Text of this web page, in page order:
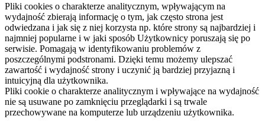
Pliki cookies o charakterze analitycznym, wpływającym na
wydajność zbierają informację o tym, jak często strona jest
odwiedzana i jak się z niej korzysta np. które strony są najbardziej i
najmniej popularne i w jaki sposób Użytkownicy poruszają się po
serwisie. Pomagają w identyfikowaniu problemów z
poszczególnymi podstronami. Dzięki temu możemy ulepszać
zawartość i wydajność strony i uczynić ją bardziej przyjazną i
intuicyjną dla użytkownika.
Pliki cookie o charakterze analitycznym i wpływające na wydajność
nie są usuwane po zamknięciu przeglądarki i są trwale
przechowywane na komputerze lub urządzeniu użytkownika.